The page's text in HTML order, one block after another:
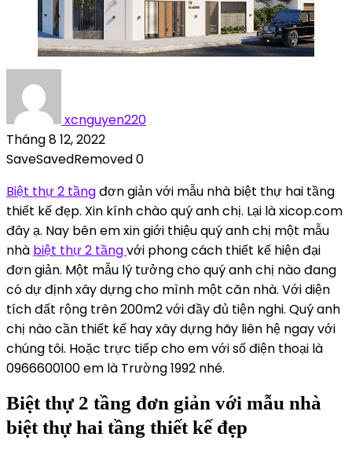
xcnguyen220
Tháng 8 12, 2022
SaveSavedRemoved0
Biệt thự 2 tầngđơn giản với mẫu nhà biệt thự hai tầng
thiết kế đẹp. Xin kính chào quý anh chị. Lại là xicop.com
đây ạ. Nay bên em xin giới thiệu quý anh chị một mẫu
nhà biệt thự 2 tầngvới phong cách thiết kế hiện đại
đơn giản. Một mẫu lý tưởng cho quý anh chị nào đang
có dự định xây dựng cho mình một căn nhà. Với diện
tích đất rộng trên 200m2 với đầy đủ tiện nghi. Quý anh
chị nào cần thiết kế hay xây dựng hãy liên hệ ngay với
chúng tôi. Hoặc trực tiếp cho em với số điện thoại là
0966600100 em là Trường 1992 nhé.
Biệt thự 2 tầng đơn giản với mẫu nhà
biệt thự hai tầng thiết kế đẹp